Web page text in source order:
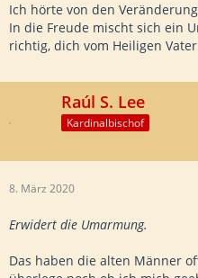
Ich hörte von den
In die Freude mischt sich ein
richtig, dich vom Heiligen
Raúl S. Lee
Kardinalbischof
8. März 2020
Erwidert die Umarmung.
Das haben die alten Männer